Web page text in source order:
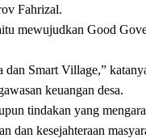
Fahrizal.
mewujudkan Good
dan Smart Village,”
keuangan desa.
tindakan yang
dan kesejahteraan